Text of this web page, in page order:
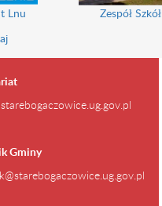
Lnu Zespół Szkół
Gminy